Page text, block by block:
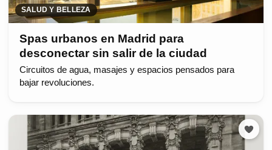
SALUD Y BELLEZA
Spas urbanos en Madrid para
desconectar sin salir de la ciudad
Circuitos de agua, masajes y espacios pensados para
bajar revoluciones.